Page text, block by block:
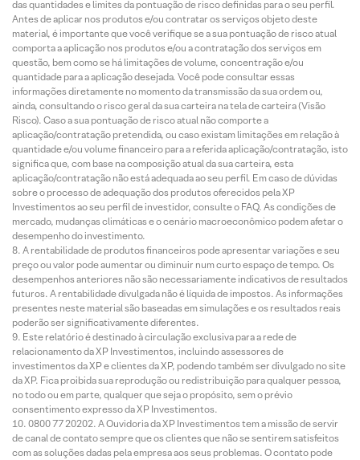
das quantidades e limites da pontuação de risco definidas para o seu perfil.
Antes de aplicar nos produtos e/ou contratar os serviços objeto deste
material, é importante que você verifique se a sua pontuação de risco atual
comporta a aplicação nos produtos e/ou a contratação dos serviços em
questão, bem como se há limitações de volume, concentração e/ou
quantidade para a aplicação desejada. Você pode consultar essas
informações diretamente no momento da transmissão da sua ordem ou,
ainda, consultando o risco geral da sua carteira na tela de carteira (Visão
Risco). Caso a sua pontuação de risco atual não comporte a
aplicação/contratação pretendida, ou caso existam limitações em relação à
quantidade e/ou volume financeiro para a referida aplicação/contratação, isto
significa que, com base na composição atual da sua carteira, esta
aplicação/contratação não está adequada ao seu perfil. Em caso de dúvidas
sobre o processo de adequação dos produtos oferecidos pela XP
Investimentos ao seu perfil de investidor, consulte o FAQ. As condições de
mercado, mudanças climáticas e o cenário macroeconômico podem afetar o
desempenho do investimento.
A rentabilidade de produtos financeiros pode apresentar variações e seu
preço ou valor pode aumentar ou diminuir num curto espaço de tempo. Os
desempenhos anteriores não são necessariamente indicativos de resultados
futuros. A rentabilidade divulgada não é líquida de impostos. As informações
presentes neste material são baseadas em simulações e os resultados reais
poderão ser significativamente diferentes.
Este relatório é destinado à circulação exclusiva para a rede de
relacionamento da XP Investimentos, incluindo assessores de
investimentos da XP e clientes da XP, podendo também ser divulgado no site
da XP. Fica proibida sua reprodução ou redistribuição para qualquer pessoa,
no todo ou em parte, qualquer que seja o propósito, sem o prévio
consentimento expresso da XP Investimentos.
0800 77 20202. A Ouvidoria da XP Investimentos tem a missão de servir
de canal de contato sempre que os clientes que não se sentirem satisfeitos
com as soluções dadas pela empresa aos seus problemas. O contato pode